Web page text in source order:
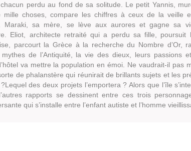
chacun perdu au fond de sa solitude. Le petit Yannis,
mille choses, compare les chiffres à ceux de la veille
Maraki, sa mère, se lève aux aurores et gagne sa
Eliot, architecte retraité qui a perdu sa fille, poursuit
parcourt la Grèce à la recherche du Nombre d’Or,
de l’Antiquité, la vie des dieux, leurs passions
va mettre la population en émoi. Ne vaudrait-il pas
de phalanstère qui réunirait de brillants sujets et les
des deux projets l’emportera ? Alors que l’île
rapports se dessinent entre ces trois
qui s’installe entre l’enfant autiste et l’homme